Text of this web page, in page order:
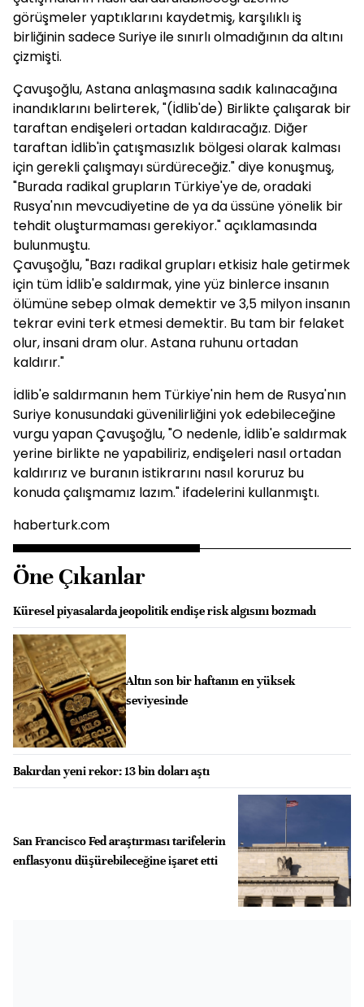
görüşmeler yaptıklarını kaydetmiş, karşılıklı iş
birliğinin sadece Suriye ile sınırlı olmadığının da altını
çizmişti.
Çavuşoğlu, Astana anlaşmasına sadık kalınacağına
inandıklarını belirterek, "(İdlib'de) Birlikte çalışarak bir
taraftan endişeleri ortadan kaldıracağız. Diğer
taraftan İdlib'in çatışmasızlık bölgesi olarak kalması
için gerekli çalışmayı sürdüreceğiz." diye konuşmuş,
"Burada radikal grupların Türkiye'ye de, oradaki
Rusya'nın mevcudiyetine de ya da üssüne yönelik bir
tehdit oluşturmaması gerekiyor." açıklamasında
bulunmuştu.
Çavuşoğlu, "Bazı radikal grupları etkisiz hale getirmek
için tüm İdlib'e saldırmak, yine yüz binlerce insanın
ölümüne sebep olmak demektir ve 3,5 milyon insanın
tekrar evini terk etmesi demektir. Bu tam bir felaket
olur, insani dram olur. Astana ruhunu ortadan
kaldırır."
İdlib'e saldırmanın hem Türkiye'nin hem de Rusya'nın
Suriye konusundaki güvenilirliğini yok edebileceğine
vurgu yapan Çavuşoğlu, "O nedenle, İdlib'e saldırmak
yerine birlikte ne yapabiliriz, endişeleri nasıl ortadan
kaldırırız ve buranın istikrarını nasıl koruruz bu
konuda çalışmamız lazım." ifadelerini kullanmıştı.
haberturk.com
Öne Çıkanlar
Küresel piyasalarda jeopolitik endişe risk algısını bozmadı
Altın son bir haftanın en yüksek
seviyesinde
Bakırdan yeni rekor: 13 bin doları aştı
San Francisco Fed araştırması tarifelerin
enflasyonu düşürebileceğine işaret etti